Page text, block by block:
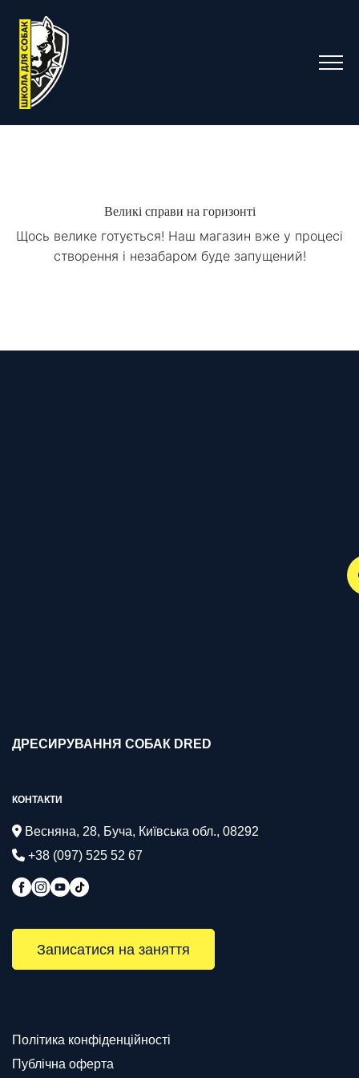
Великі справи на горизонті
Щось велике готується! Наш магазин вже у процесі
створення і незабаром буде запущений!
ДРЕСИРУВАННЯ СОБАК DRED
КОНТАКТИ
Весняна, 28, Буча, Київська обл., 08292
+38 (097) 525 52 67
Записатися на заняття
Політика конфіденційності
Публічна оферта